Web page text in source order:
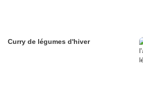
Curry de légumes d'hiver